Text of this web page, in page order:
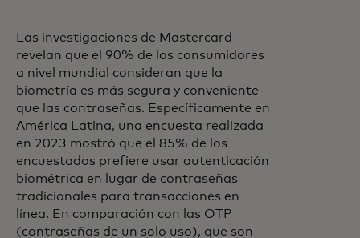
Las investigaciones de Mastercard
revelan que el 90% de los consumidores
a nivel mundial consideran que la
biometría es más segura y conveniente
que las contraseñas. Específicamente en
América Latina, una encuesta realizada
en 2023 mostró que el 85% de los
encuestados prefiere usar autenticación
biométrica en lugar de contraseñas
tradicionales para transacciones en
línea. En comparación con las OTP
(contraseñas de un solo uso), que son